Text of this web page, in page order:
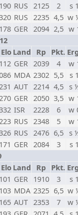
RUS 2125 2
s
RUS 2235 4,5 w
GER 2094 2,5 w
Elo Land Rp Pkt.
GER 2039 4
w
MDA 2302 5,5
s
AUT 2214 4,5
s
GER 2050 3,5 w
ISR 2228 6
w
RUS 2348 5
w
RUS 2476 6,5
s
GER 2084 3
s
Elo Land Rp Pkt.
GER 1910 3
s
MDA 2325 6,5 w
AUT 2353 7
w